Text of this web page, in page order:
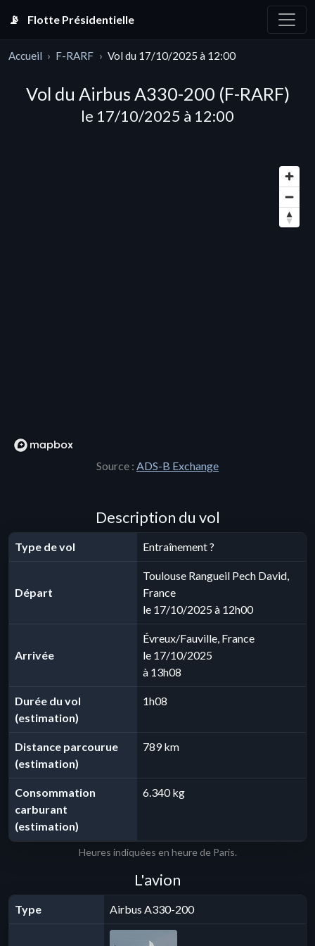
📡 Flotte Présidentielle
Accueil F-RARF Vol du 17/10/2025 à 12:00
Vol du Airbus A330-200 (F-RARF)
le 17/10/2025 à 12:00
Source : ADS-B Exchange
Description du vol
Type de vol Entraînement ?
Départ
Toulouse Rangueil Pech David,
France
le 17/10/2025 à 12h00
Arrivée
Évreux/Fauville, France
le 17/10/2025
à 13h08
Durée du vol
(estimation)
1h08
Distance parcourue
(estimation)
789 km
Consommation
carburant
(estimation)
6.340 kg
Heures indiquées en heure de Paris.
L'avion
Type Airbus A330-200